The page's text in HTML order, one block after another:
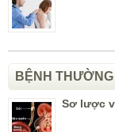
BỆNH
Sơ lược